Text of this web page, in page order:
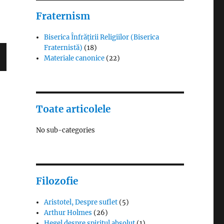
Fraternism
Biserica Înfrățirii Religiilor (Biserica
Fraternistă) (18)
Materiale canonice (22)
Toate articolele
No sub-categories
Filozofie
Aristotel, Despre suflet (5)
Arthur Holmes (26)